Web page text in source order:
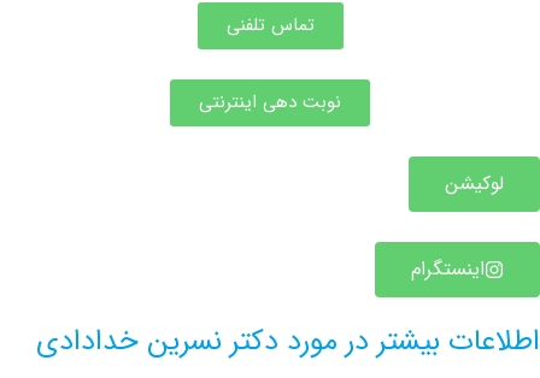
تماس تلفنی
نوبت دهی اینترنتی
بیشتر در مورد دکتر نسرین خدادادی